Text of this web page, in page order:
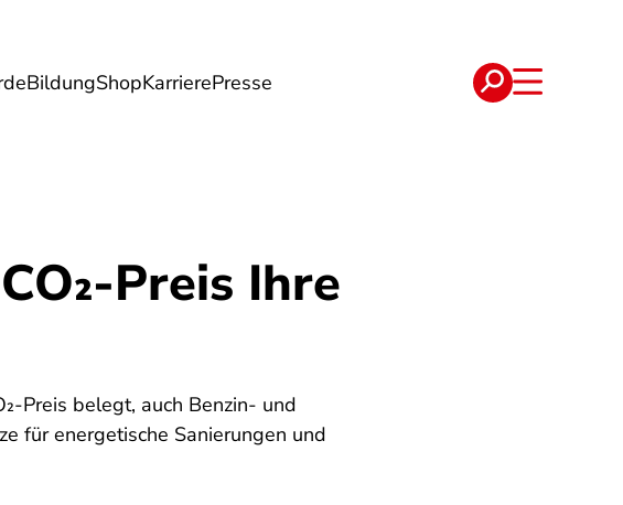
BildungShopKarrierePresse
Reise Verträge
Preis Ihre
Preis belegt, auch Benzin- und
für energetische Sanierungen und